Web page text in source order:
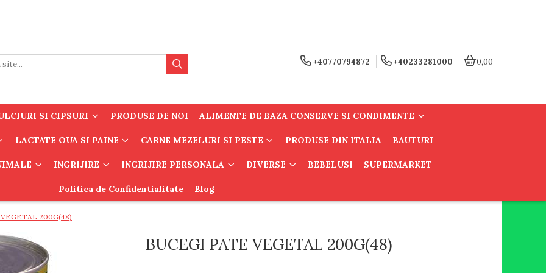
+40770794872 +40233281000 0,00
SI CIPSURI PRODUSE DE NOI ALIMENTE DE BAZA CONSERVE SI CONDIMENTE
LACTATE OUA SI PAINE CARNE MEZELURI SI PESTE PRODUSE DIN ITALIA BAUTURI
INGRIJIRE INGRIJIRE PERSONALA DIVERSE BEBELUSI SUPERMARKET
Politica de Confidentialitate Blog
200G(48)
BUCEGI PATE VEGETAL 200G(48)